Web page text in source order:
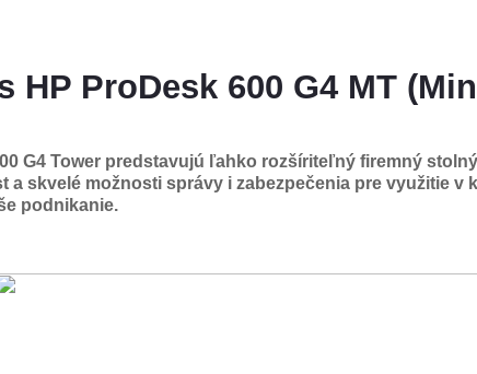
HP ProDesk 600 G4 MT
G4 Tower predstavujú ľahko rozšíriteľný firemný
a skvelé možnosti správy i zabezpečenia pre využitie v
podnikanie.